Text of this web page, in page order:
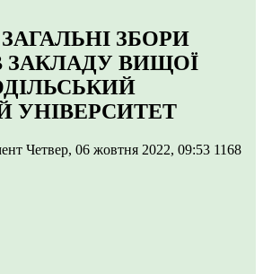
ЗБОРИ
ЗАКЛАДУ ВИЩОЇ
УНІВЕРСИТЕТ
Четвер, 06 жовтня 2022, 09:53 1168